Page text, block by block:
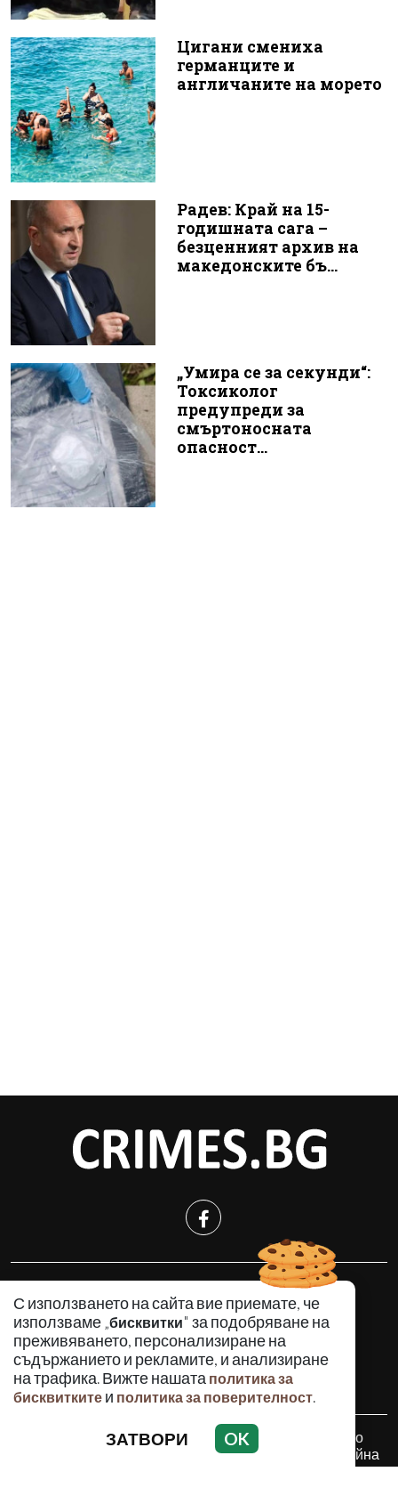
Цигани смениха
германците и
англичаните на морето
Радев: Край на 15-
годишната сага –
безценният архив на
македонските бъ...
„Умира се за секунди“:
Токсиколог
предупреди за
смъртоносната
опасност...
С използването на сайта вие приемате, че
използваме „бисквитки" за подобряване на
преживяването, персонализиране на
съдържанието и рекламите, и анализиране
на трафика. Вижте нашата политика за
бисквитките и политика за поверителност.
ЗАТВОРИ OK
КРИМИНАЛНО
ИНЦИДЕНТИ
АНАЛИЗИ
ПО СВЕТА
ВОДЕЩИ ТЕМИ
Използването и публикуването на част или цялото
съдържание на Crimes.BG без разрешение на Медийна